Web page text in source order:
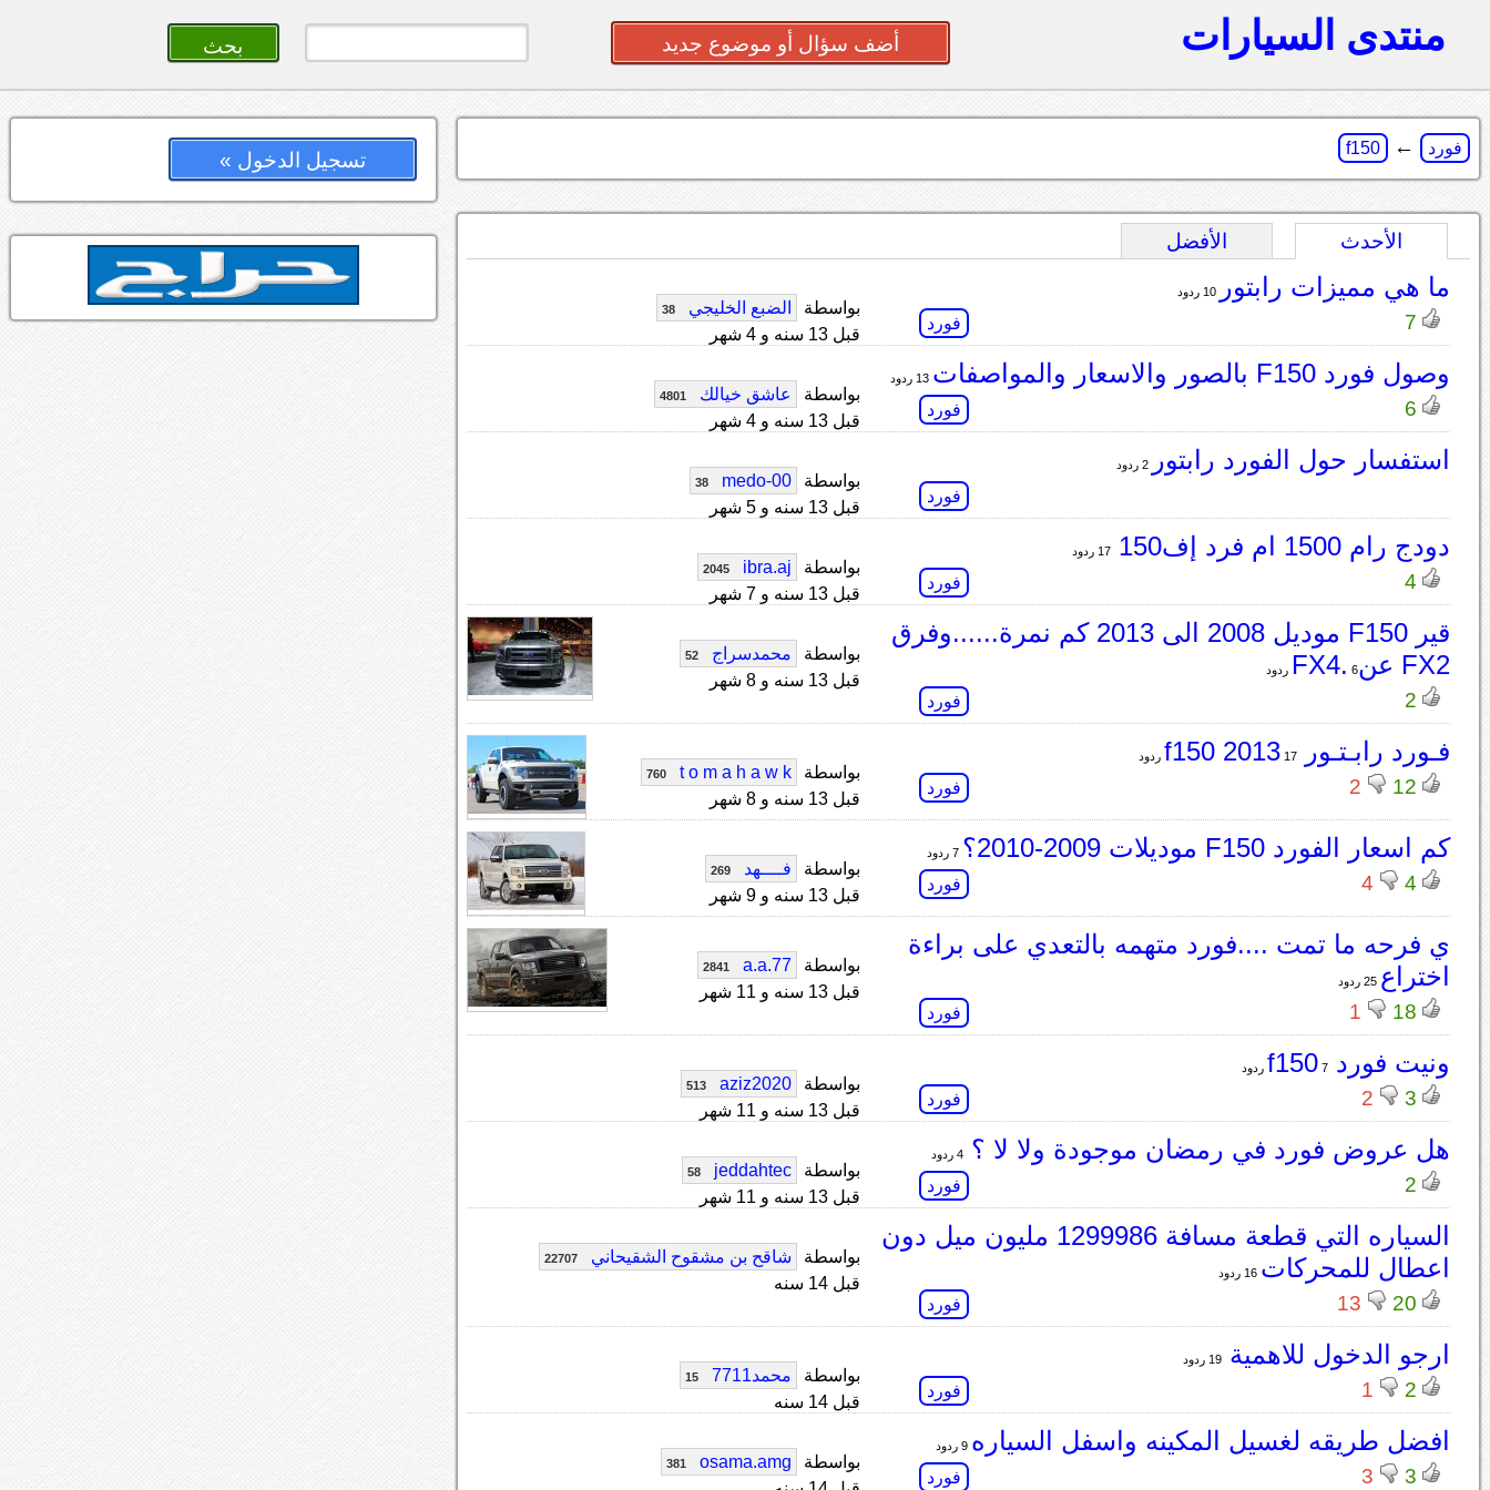
منتدى السيارات أضف سؤال أو موضوع جديد
فورد ←
f150
الأحدث الأفضل
ما هي مميزات رابتور 10 ردود
7 فورد
بواسطة الضبع الخليجي 38
قبل 13 سنه و 4 شهر
وصول فورد F150 بالصور والاسعار والمواصفات 13 ردود
6 فورد
بواسطة عاشق خيالك 4801
قبل 13 سنه و 4 شهر
استفسار حول الفورد رابتور 2 ردود
فورد
بواسطة medo-00
38
قبل 13 سنه و 5 شهر
دودج رام 1500 ام فرد إف150 17 ردود
4 فورد
بواسطة ibra.aj
2045
قبل 13 سنه و 7 شهر
قير F150 موديل 2008 الى 2013 كم نمرة......وفرق
FX2 عنFX4.
6 ردود
2 فورد
بواسطة محمدسراج 52
قبل 13 سنه و 8 شهر
فـورد رابـتـور f150 201317 ردود
12
2 فورد
بواسطة t o m a h a w k
760
قبل 13 سنه و 8 شهر
كم اسعار الفورد F150 موديلات 2009-2010؟ 7 ردود
4
4 فورد
بواسطة فــــهد 269
قبل 13 سنه و 9 شهر
ي فرحه ما تمت ....فورد متهمه بالتعدي على براءة
اختراع 25 ردود
18
1 فورد
بواسطة a.a.77
2841
قبل 13 سنه و 11 شهر
ونيت فورد f1507 ردود
3
2 فورد
بواسطة aziz2020
513
قبل 13 سنه و 11 شهر
هل عروض فورد في رمضان موجودة ولا لا ؟4 ردود
2 فورد
بواسطة jeddahtec
58
قبل 13 سنه و 11 شهر
السياره التي قطعة مسافة 1299986 مليون ميل دون
اعطال للمحركات 16 ردود
20
13 فورد
بواسطة شاقح بن مشقوح الشقيحاني 22707
قبل 14 سنه
ارجو الدخول للاهمية19 ردود
2
1 فورد
بواسطة محمد7711 15
قبل 14 سنه
افضل طريقه لغسيل المكينه واسفل السياره 9 ردود
3
3 فورد
بواسطة osama.amg
381
تسجيل الدخول »